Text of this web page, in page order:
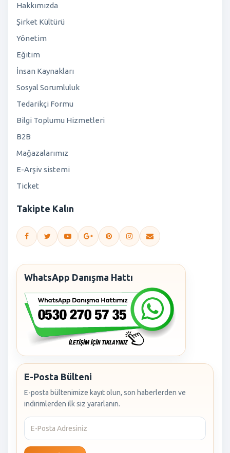
Hakkımızda
Şirket Kültürü
Yönetim
Eğitim
İnsan Kaynakları
Sosyal Sorumluluk
Tedarikçi Formu
Bilgi Toplumu Hizmetleri
B2B
Mağazalarımız
E-Arşiv sistemi
Ticket
Takipte Kalın
WhatsApp Danışma Hattı
E-Posta Bülteni
E-posta bültenimize kayıt olun, son haberlerden ve
indirimlerden ilk siz yararlanın.